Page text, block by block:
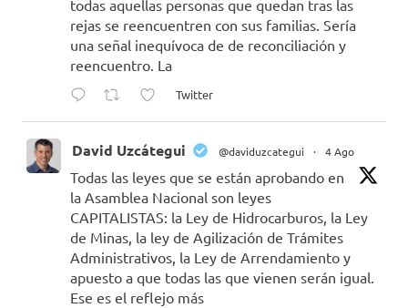
todas aquellas personas que quedan tras las
rejas se reencuentren con sus familias. Sería
una señal inequívoca de de reconciliación y
reencuentro. La
Twitter
David Uzcátegui @daviduzcategui · 4 Ago
Todas las leyes que se están aprobando en
la Asamblea Nacional son leyes
CAPITALISTAS: la Ley de Hidrocarburos, la Ley
de Minas, la ley de Agilización de Trámites
Administrativos, la Ley de Arrendamiento y
apuesto a que todas las que vienen serán igual.
Ese es el reflejo más